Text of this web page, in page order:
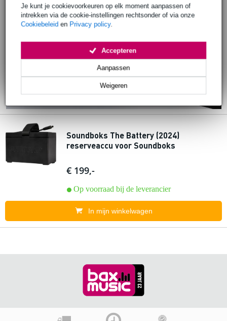
Je kunt je cookievoorkeuren op elk moment aanpassen of
intrekken via de cookie-instellingen rechtsonder of via onze
Cookiebeleid en Privacy policy.
Weigeren
Aanpassen
Accepteren
Soundboks The Battery (2024)
reserveaccu voor Soundboks
€ 199,-
Op voorraad bij de leverancier
In mijn winkelwagen